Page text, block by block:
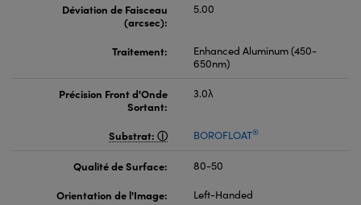
Déviation de Faisceau
(arcsec):
5.00
Traitement:
Enhanced Aluminum (450-
650nm)
Précision Front d'Onde
Sortant:
3.0λ
Substrat: BOROFLOAT®
Qualité de Surface:
80-50
Orientation de l'Image:
Left-Handed